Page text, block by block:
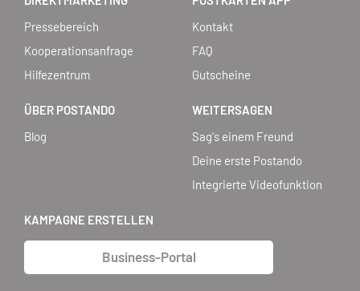
Pressebereich
Kooperationsanfrage
Hilfezentrum
Kontakt
FAQ
Gutscheine
ÜBER POSTANDO
Blog
WEITERSAGEN
Sag's einem Freund
Deine erste Postando
Integrierte Videofunktion
KAMPAGNE ERSTELLEN
Business-Portal